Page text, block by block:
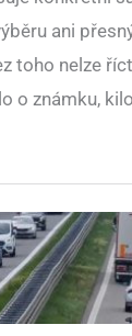
ani
toho nelze
o známku,